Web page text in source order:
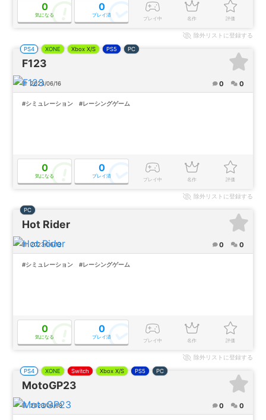
0
気になる
0
プレイ済
プレイ中 名作 評価
除外リストに登録する
F123
PS4 XONE Xbox X/S PS5 PC
2023/06/16 0 0
#シミュレーション #レーシングゲーム
0
気になる
0
プレイ済
プレイ中 名作 評価
除外リストに登録する
Hot Rider
PC
2023/06/13 0 0
#シミュレーション #レーシングゲーム
0
気になる
0
プレイ済
プレイ中 名作 評価
除外リストに登録する
MotoGP23
PS4 XONE Switch Xbox X/S PS5 PC
2023/06/08 0 0